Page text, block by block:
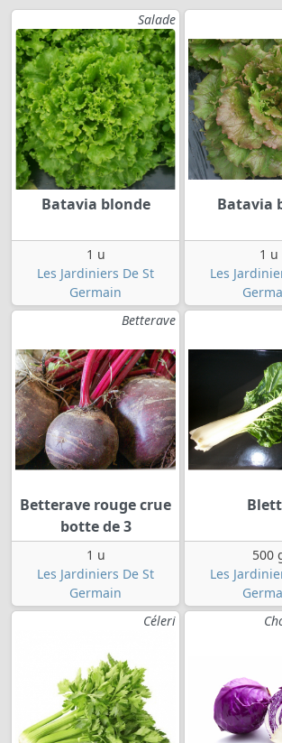
Salade
Batavia blonde
1 u
Les Jardiniers De St
Germain
Batavia
1 u
Les
Betterave
Betterave rouge crue
botte de 3
1 u
Les Jardiniers De St
Germain
500
Les
Céleri